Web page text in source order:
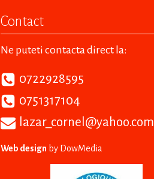
Contact
Ne puteti contacta direct la:
0722928595
0751317104
lazar_cornel@yahoo.com
Web design by DowMedia